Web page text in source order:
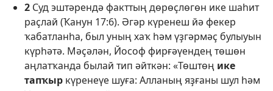
2 Суд эштәрендә факттың дөрөҫлөгөн ике шаһит
раҫлай (Ҡанун 17:6). Әгәр күренеш йә фекер
ҡабатланһа, был уның хаҡ һәм үҙгәрмәҫ булыуын
күрһәтә. Мәҫәлән, Йософ фирғәүендең төшөн
аңлатҡанда былай тип әйткән: «Төштөң ике
тапҡыр күренеүе шуға: Алланың яҙғаны шул һәм